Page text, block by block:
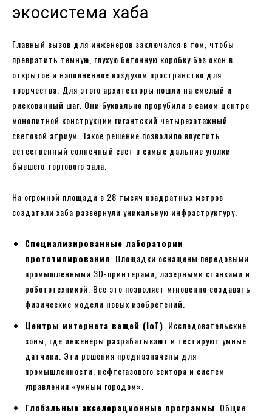
экосистема хаба
Главный вызов для инженеров заключался в том, чтобы
превратить темную, глухую бетонную коробку без окон в
открытое и наполненное воздухом пространство для
творчества. Для этого архитекторы пошли на смелый и
рискованный шаг. Они буквально прорубили в самом центре
монолитной конструкции гигантский четырехэтажный
световой атриум. Такое решение позволило впустить
естественный солнечный свет в самые дальние уголки
бывшего торгового зала.
На огромной площади в 28 тысяч квадратных метров
создатели хаба развернули уникальную инфраструктуру.
Специализированные лаборатории
прототипирования . Площадки оснащены передовыми
промышленными 3D-принтерами, лазерными станками и
робототехникой. Все это позволяет мгновенно создавать
физические модели новых изобретений.
Центры интернета вещей (IoT) . Исследовательские
зоны, где инженеры разрабатывают и тестируют умные
датчики. Эти решения предназначены для
промышленности, нефтегазового сектора и систем
управления «умным городом».
Глобальные акселерационные программы . Общие